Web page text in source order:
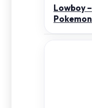
Lowboy –
Pokemon